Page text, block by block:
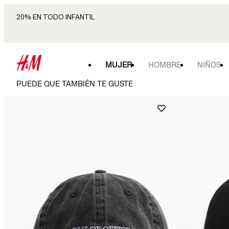
20% EN TODO INFANTIL
MUJER HOMBRE NIÑOS
PUEDE QUE TAMBIÉN TE GUSTE